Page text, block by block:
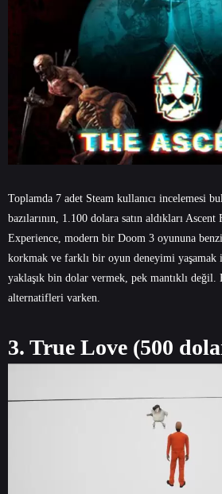
Toplamda 7 adet Steam kullanıcı incelemesi
bazılarının, 1.100 dolara satın aldıkları
Experience, modern bir Doom 3 oyununa
korkmak ve farklı bir oyun deneyimi yaşamak
yaklaşık bin dolar vermek, pek mantıklı değil.
alternatifleri varken.
3. True Love (500